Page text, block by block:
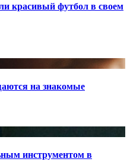
красивый футбол в своем
на знакомые
инструментом в